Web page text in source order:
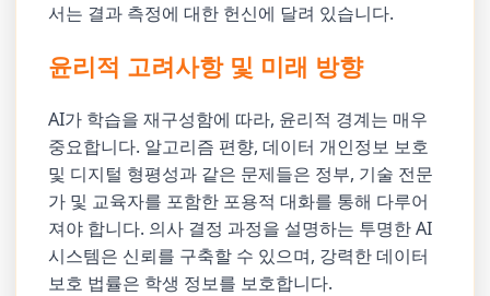
서는 결과 측정에 대한 헌신에 달려 있습니다.
윤리적 고려사항 및 미래 방향
AI가 학습을 재구성함에 따라, 윤리적 경계는 매우
중요합니다. 알고리즘 편향, 데이터 개인정보 보호
및 디지털 형평성과 같은 문제들은 정부, 기술 전문
가 및 교육자를 포함한 포용적 대화를 통해 다루어
져야 합니다. 의사 결정 과정을 설명하는 투명한 AI
시스템은 신뢰를 구축할 수 있으며, 강력한 데이터
보호 법률은 학생 정보를 보호합니다.